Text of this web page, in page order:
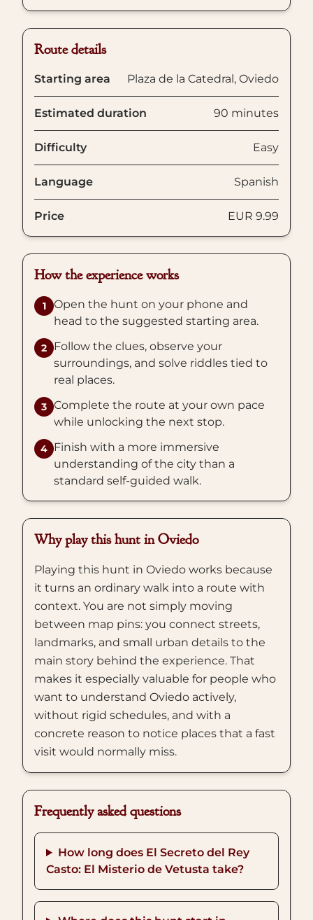
Route details
Starting area Plaza de la Catedral, Oviedo
Estimated duration 90 minutes
Difficulty Easy
Language Spanish
Price EUR 9.99
How the experience works
1
Open the hunt on your phone and
head to the suggested starting area.
2
Follow the clues, observe your
surroundings, and solve riddles tied to
real places.
3 Complete the route at your own pace
while unlocking the next stop.
4 Finish with a more immersive
understanding of the city than a
standard self-guided walk.
Why play this hunt in Oviedo
Playing this hunt in Oviedo works because
it turns an ordinary walk into a route with
context. You are not simply moving
between map pins: you connect streets,
landmarks, and small urban details to the
main story behind the experience. That
makes it especially valuable for people who
want to understand Oviedo actively,
without rigid schedules, and with a
concrete reason to notice places that a fast
visit would normally miss.
Frequently asked questions
How long does El Secreto del Rey
Casto: El Misterio de Vetusta take?